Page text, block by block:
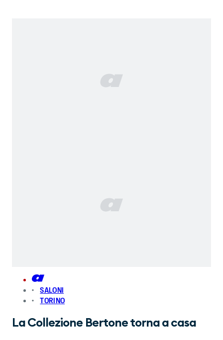
SALONI
TORINO
La Collezione Bertone torna a casa